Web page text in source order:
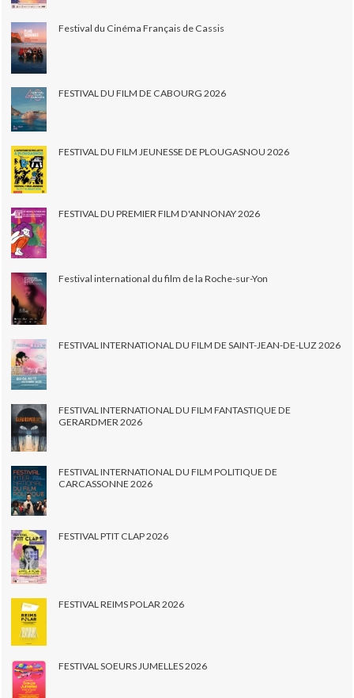
Festival du Cinéma Français de Cassis
FESTIVAL DU FILM DE CABOURG 2026
FESTIVAL DU FILM JEUNESSE DE PLOUGASNOU 2026
FESTIVAL DU PREMIER FILM D'ANNONAY 2026
Festival international du film de la Roche-sur-Yon
FESTIVAL INTERNATIONAL DU FILM DE SAINT-JEAN-DE-LUZ 2026
FESTIVAL INTERNATIONAL DU FILM FANTASTIQUE DE
GERARDMER 2026
FESTIVAL INTERNATIONAL DU FILM POLITIQUE DE
CARCASSONNE 2026
FESTIVAL PTIT CLAP 2026
FESTIVAL REIMS POLAR 2026
FESTIVAL SOEURS JUMELLES 2026